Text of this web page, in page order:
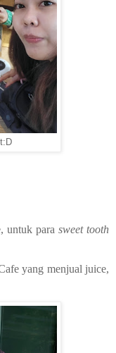
untuk parasweet tooth
yang menjual juice,